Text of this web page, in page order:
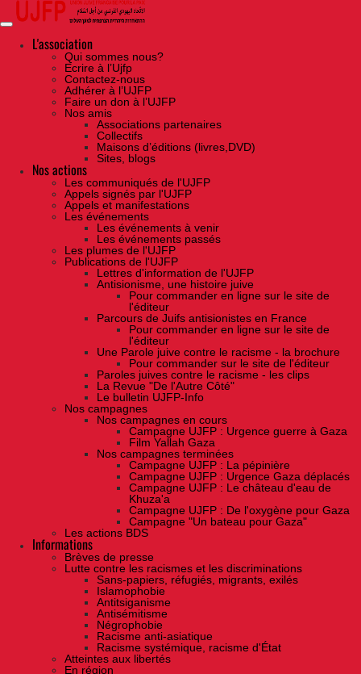
Skip
the
contentL'association
Qui sommes nous?
Ecrire à l’Ujfp
Contactez-nous
Adhérer à l’UJFP
Faire un don à l’UJFP
Nos amis
Associations partenaires
Collectifs
Maisons d’éditions (livres,DVD)
Sites, blogs
Nos actions
Les communiqués de l'UJFP
Appels signés par l'UJFP
Appels et manifestations
Les événements
Les événements à venir
Les événements passés
Les plumes de l'UJFP
Publications de l'UJFP
Lettres d'information de l'UJFP
Antisionisme, une histoire juive
Pour commander en ligne sur le site de
l'éditeur
Parcours de Juifs antisionistes en France
Pour commander en ligne sur le site de
l'éditeur
Une Parole juive contre le racisme - la brochure
Pour commander sur le site de l'éditeur
Paroles juives contre le racisme - les clips
La Revue "De l'Autre Côté"
Le bulletin UJFP-Info
Nos campagnes
Nos campagnes en cours
Campagne UJFP : Urgence guerre à Gaza
Film Yallah Gaza
Nos campagnes terminées
Campagne UJFP : La pépinière
Campagne UJFP : Urgence Gaza déplacés
Campagne UJFP : Le château d'eau de
Khuza'a
Campagne UJFP : De l'oxygène pour Gaza
Campagne "Un bateau pour Gaza"
Les actions BDS
Informations
Brèves de presse
Lutte contre les racismes et les discriminations
Sans-papiers, réfugiés, migrants, exilés
Islamophobie
Antitsiganisme
Antisémitisme
Négrophobie
Racisme anti-asiatique
Racisme systémique, racisme d'État
Atteintes aux libertés
En région